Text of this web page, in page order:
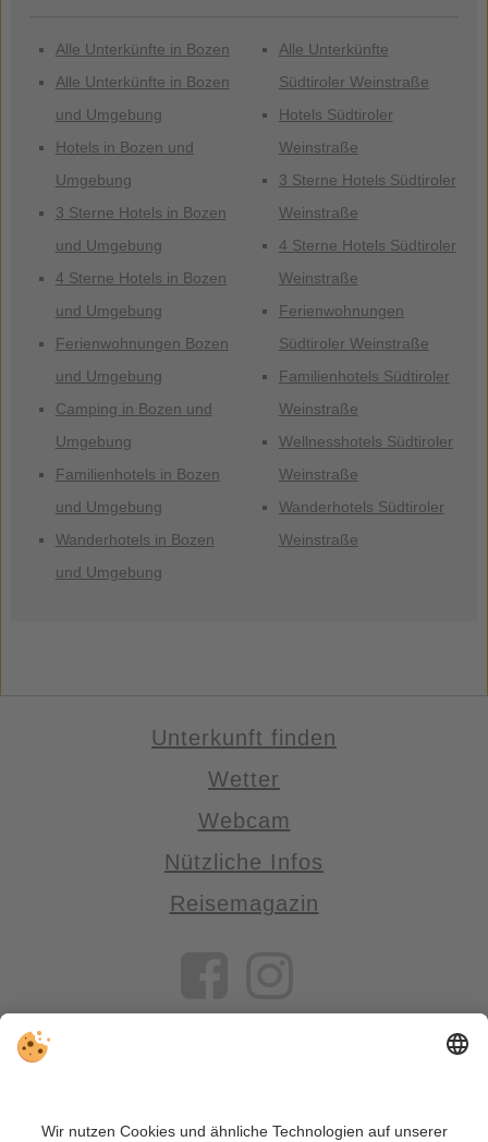
Alle Unterkünfte in Bozen
Alle Unterkünfte in Bozen
und Umgebung
Hotels in Bozen und
Umgebung
3 Sterne Hotels in Bozen
und Umgebung
4 Sterne Hotels in Bozen
und Umgebung
Ferienwohnungen Bozen
und Umgebung
Camping in Bozen und
Umgebung
Familienhotels in Bozen
und Umgebung
Wanderhotels in Bozen
und Umgebung
Alle Unterkünfte
Südtiroler Weinstraße
Hotels Südtiroler
Weinstraße
3 Sterne Hotels Südtiroler
Weinstraße
4 Sterne Hotels Südtiroler
Weinstraße
Ferienwohnungen
Südtiroler Weinstraße
Familienhotels Südtiroler
Weinstraße
Wellnesshotels Südtiroler
Weinstraße
Wanderhotels Südtiroler
Weinstraße
Unterkunft finden
Wetter
Webcam
Nützliche Infos
Reisemagazin